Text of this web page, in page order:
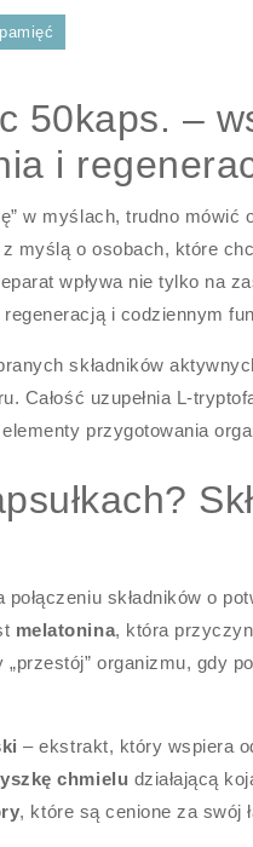
50kaps. –
i
w myślach, trudno mówić
myślą o osobach, które
wpływa nie tylko na
i codziennym
składników
Całość uzupełnia L-
przygotowania
składników o
melatonina, która
organizmu, gdy
– ekstrakt, który wspiera
chmielu działającą
, które są cenione za swój